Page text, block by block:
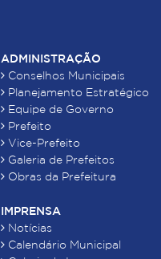
ADMINISTRAÇÃO
Conselhos Municipais
Planejamento Estratégico
Equipe de Governo
Prefeito
Vice-Prefeito
Galeria de Prefeitos
Obras da Prefeitura
IMPRENSA
Notícias
Calendário Municipal